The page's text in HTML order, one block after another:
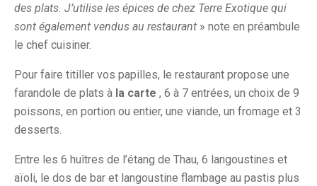
des plats. J’utilise les épices de chez Terre Exotique qui
sont également vendus au restaurant » note en préambule
le chef cuisiner.
Pour faire titiller vos papilles, le restaurant propose une
farandole de plats à la carte , 6 à 7 entrées, un choix de 9
poissons, en portion ou entier, une viande, un fromage et 3
desserts.
Entre les 6 huîtres de l’étang de Thau, 6 langoustines et
aïoli, le dos de bar et langoustine flambage au pastis plus